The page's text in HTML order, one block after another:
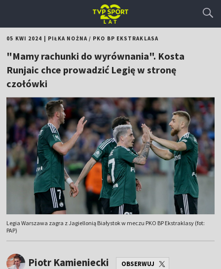
05 KWI 2024 PIŁKA NOŻNA/ PKO BP EKSTRAKLASA
"Mamy rachunki do wyrównania". Kosta
Runjaic chce prowadzić Legię w stronę
czołówki
Legia Warszawa zagra z Jagiellonią Białystok w meczu PKO BP Ekstraklasy (fot:
PAP)
Piotr Kamieniecki OBSERWUJ